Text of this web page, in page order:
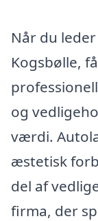
Når du
Kogsbølle,
og
værdi.
æstetisk
del af
firma, der